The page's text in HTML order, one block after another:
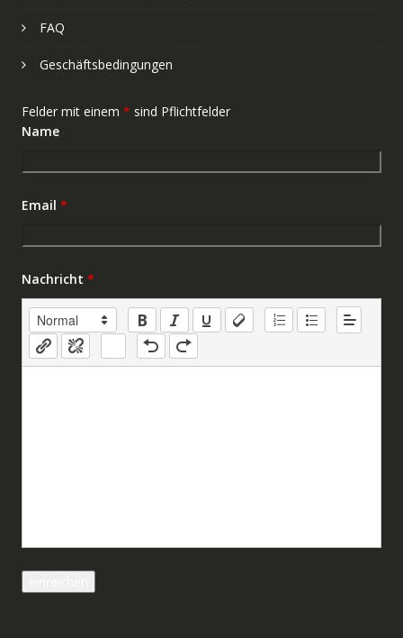
FAQ
Geschäftsbedingungen
Felder mit einem * sind Pflichtfelder
Name
Email *
Nachricht *